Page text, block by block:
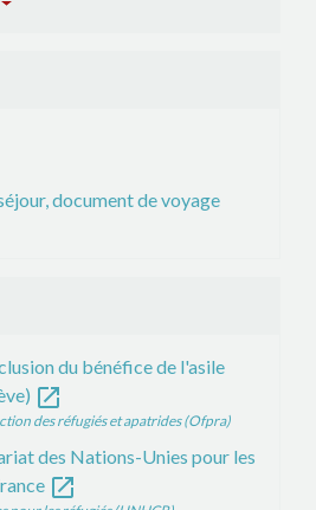
document de voyage
du bénéfice de l'asile
open_in_new
des réfugiés et apatrides (Ofpra)
des Nations-Unies pour les
open_in_new